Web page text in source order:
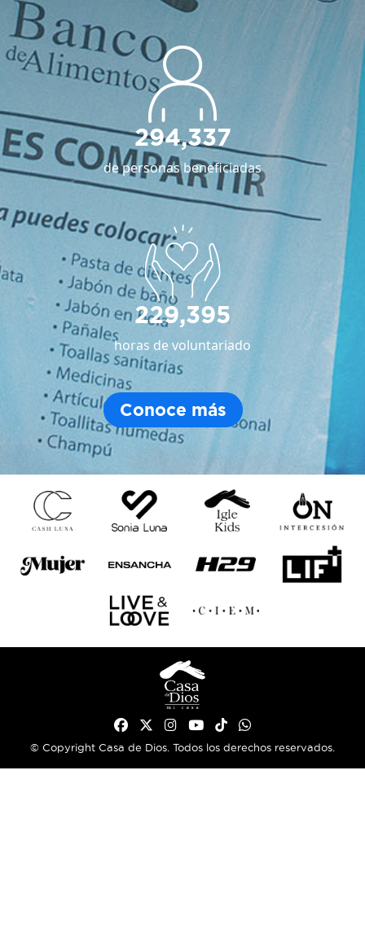
294,337
de personas beneficiadas
229,395
horas de voluntariado
Conoce más
© Copyright Casa de Dios. Todos los derechos reservados.